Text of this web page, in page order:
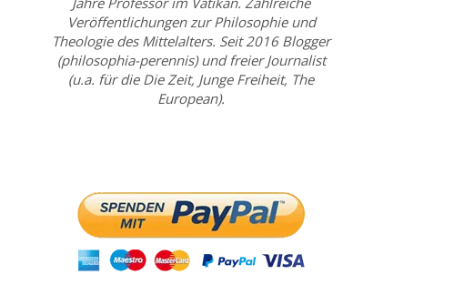
Veröffentlichungen zur Philosophie und
Theologie des Mittelalters. Seit 2016 Blogger
(philosophia-perennis) und freier Journalist
(u.a. für die Die Zeit, Junge Freiheit, The
European).